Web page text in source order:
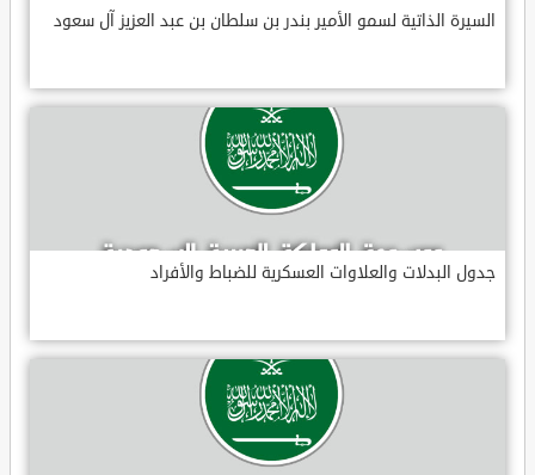
السيرة الذاتية لسمو الأمير بندر بن سلطان بن عبد العزيز آل سعود
جدول البدلات والعلاوات العسكرية للضباط والأفراد